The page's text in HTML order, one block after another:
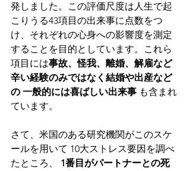
発しました。この評価尺度は人生で起
こりうる43項目の出来事に点数をつ
け、それぞれの心身への影響度を測定
することを目的としています。これら
項目には事故、怪我、離婚、解雇など
辛い経験のみではなく結婚や出産など
の 一般的には喜ばしい出来事 も含まれ
ています。
さて、米国のある研究機関がこのスケ
ールを用いて 10大ストレス要因を調べ
たところ、 1番目がパートナーとの死